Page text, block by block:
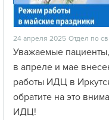
24 апреля 2025 Отдел по
Уважаемые
в апреле и мае
работы ИДЦ в
обратите на это
ИДЦ!